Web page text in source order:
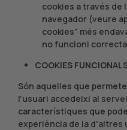
cookies a través de
navegador (veure
cookies” més
no funcioni
COOKIES
Són aquelles que
l'usuari accedeixi al
característiques que
experiència de la d'altres